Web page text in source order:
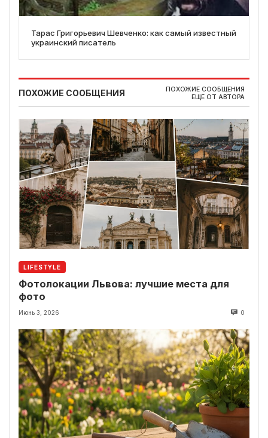
Тарас Григорьевич Шевченко: как самый известный
украинский писатель
ПОХОЖИЕ СООБЩЕНИЯ
ПОХОЖИЕ СООБЩЕНИЯ
ЕЩЕ ОТ АВТОРА
LIFESTYLE
Фотолокации Львова: лучшие места для
фото
Июнь 3, 2026 0